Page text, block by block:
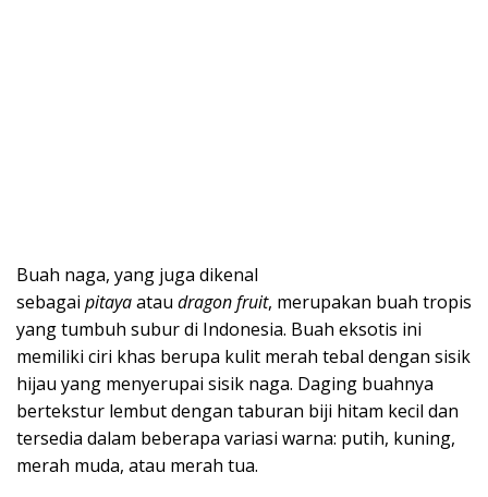
Buah naga, yang juga dikenal
sebagai pitayaatau dragon fruit, merupakan buah tropis
yang tumbuh subur di Indonesia. Buah eksotis ini
memiliki ciri khas berupa kulit merah tebal dengan sisik
hijau yang menyerupai sisik naga. Daging buahnya
bertekstur lembut dengan taburan biji hitam kecil dan
tersedia dalam beberapa variasi warna: putih, kuning,
merah muda, atau merah tua.